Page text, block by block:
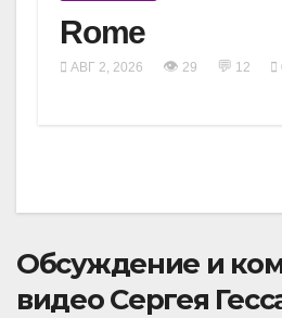
Rome
АВГ 2, 2026 👁 29 💬 12
Обсуждение и
видео Сергея